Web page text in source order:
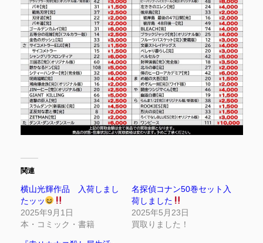
関連
横山光輝作品 入荷しまし
たッッ
2025年9月1日
本・コミック・書籍
名探偵コナン50巻セット入
荷しました
2025年5月23日
買取りました！